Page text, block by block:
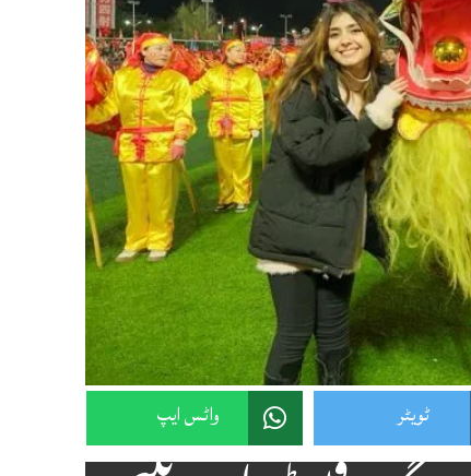
ٹویٹر واٹس ایپ